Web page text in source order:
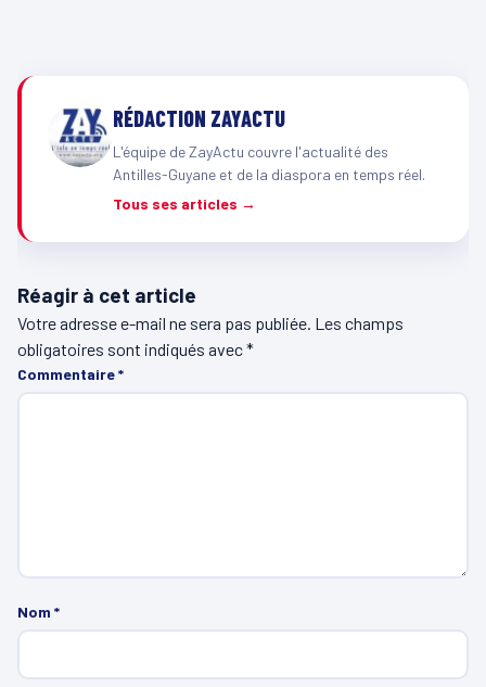
RÉDACTION ZAYACTU
L'équipe de ZayActu couvre l'actualité des
Antilles-Guyane et de la diaspora en temps réel.
Tous ses articles →
Réagir à cet article
Votre adresse e-mail ne sera pas publiée. Les champs
obligatoires sont indiqués avec*
Commentaire*
Nom *